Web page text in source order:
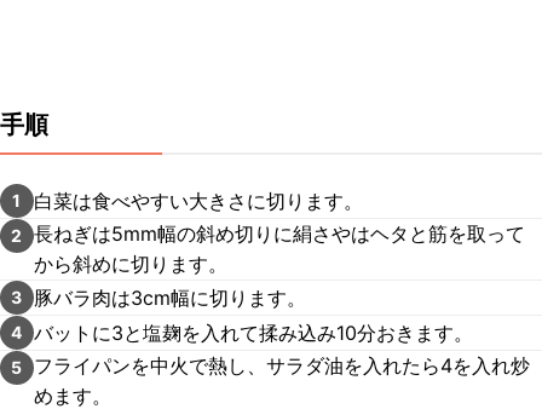
手順
1 白菜は食べやすい大きさに切ります。
2
長ねぎは5mm幅の斜め切りに絹さやはヘタと筋を取って
から斜めに切ります。
3 豚バラ肉は3cm幅に切ります。
4 バットに3と塩麹を入れて揉み込み10分おきます。
5
フライパンを中火で熱し、サラダ油を入れたら4を入れ炒
めます。